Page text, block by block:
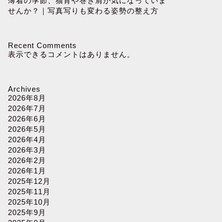
せんか？｜写真写りも変わる姿勢の整え方
Recent Comments
表示できるコメントはありません。
Archives
2026年8月
2026年7月
2026年6月
2026年5月
2026年4月
2026年3月
2026年2月
2026年1月
2025年12月
2025年11月
2025年10月
2025年9月